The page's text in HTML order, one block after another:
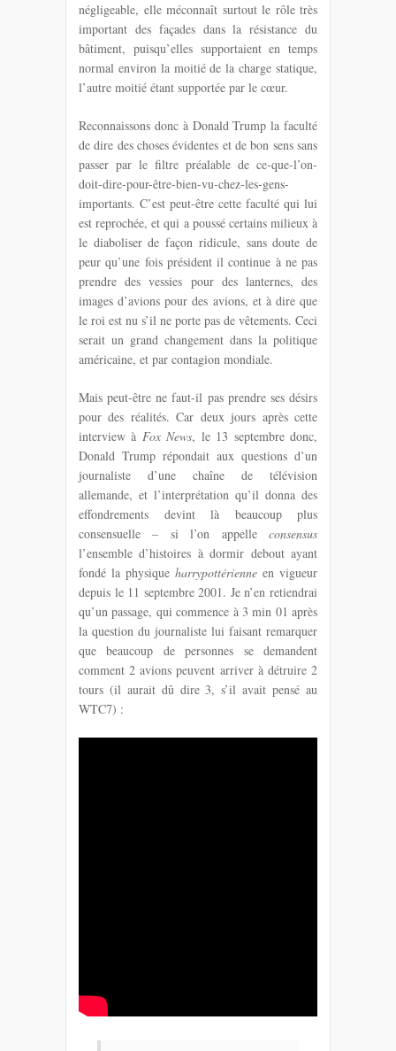
négligeable, elle méconnaît surtout le rôle très
important des façades dans la résistance du
bâtiment, puisqu’elles supportaient en temps
normal environ la moitié de la charge statique,
l’autre moitié étant supportée par le cœur.
Reconnaissons donc à Donald Trump la faculté
de dire des choses évidentes et de bon sens sans
passer par le filtre préalable de ce-que-l’on-
doit-dire-pour-être-bien-vu-chez-les-gens-
importants. C’est peut-être cette faculté qui lui
est reprochée, et qui a poussé certains milieux à
le diaboliser de façon ridicule, sans doute de
peur qu’une fois président il continue à ne pas
prendre des vessies pour des lanternes, des
images d’avions pour des avions, et à dire que
le roi est nu s’il ne porte pas de vêtements. Ceci
serait un grand changement dans la politique
américaine, et par contagion mondiale.
Mais peut-être ne faut-il pas prendre ses désirs
pour des réalités. Car deux jours après cette
interview à Fox News, le 13 septembre donc,
Donald Trump répondait aux questions d’un
journaliste d’une chaîne de télévision
allemande, et l’interprétation qu’il donna des
effondrements devint là beaucoup plus
consensuelle – si l’on appelle consensus
l’ensemble d’histoires à dormir debout ayant
fondé la physique harrypottérienne en vigueur
depuis le 11 septembre 2001. Je n’en retiendrai
qu’un passage, qui commence à 3 min 01 après
la question du journaliste lui faisant remarquer
que beaucoup de personnes se demandent
comment 2 avions peuvent arriver à détruire 2
tours (il aurait dû dire 3, s’il avait pensé au
WTC7) :